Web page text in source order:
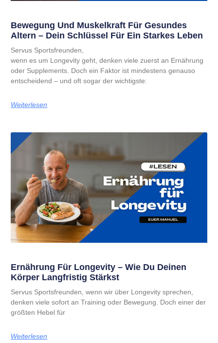
Bewegung Und Muskelkraft Für Gesundes
Altern – Dein Schlüssel Für Ein Starkes Leben
Servus Sportsfreunden,
wenn es um Longevity geht, denken viele zuerst an Ernährung
oder Supplements. Doch ein Faktor ist mindestens genauso
entscheidend – und oft sogar der wichtigste:
Weiterlesen
Ernährung Für Longevity – Wie Du Deinen
Körper Langfristig Stärkst
Servus Sportsfreunden, wenn wir über Longevity sprechen,
denken viele sofort an Training oder Bewegung. Doch einer der
größten Hebel für
Weiterlesen